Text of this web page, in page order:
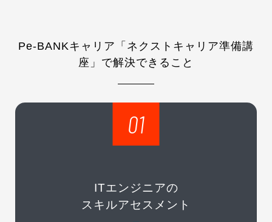
Pe-BANKキャリア「ネクストキャリア準備講
座」で解決できること
01
ITエンジニアの
スキルアセスメント​